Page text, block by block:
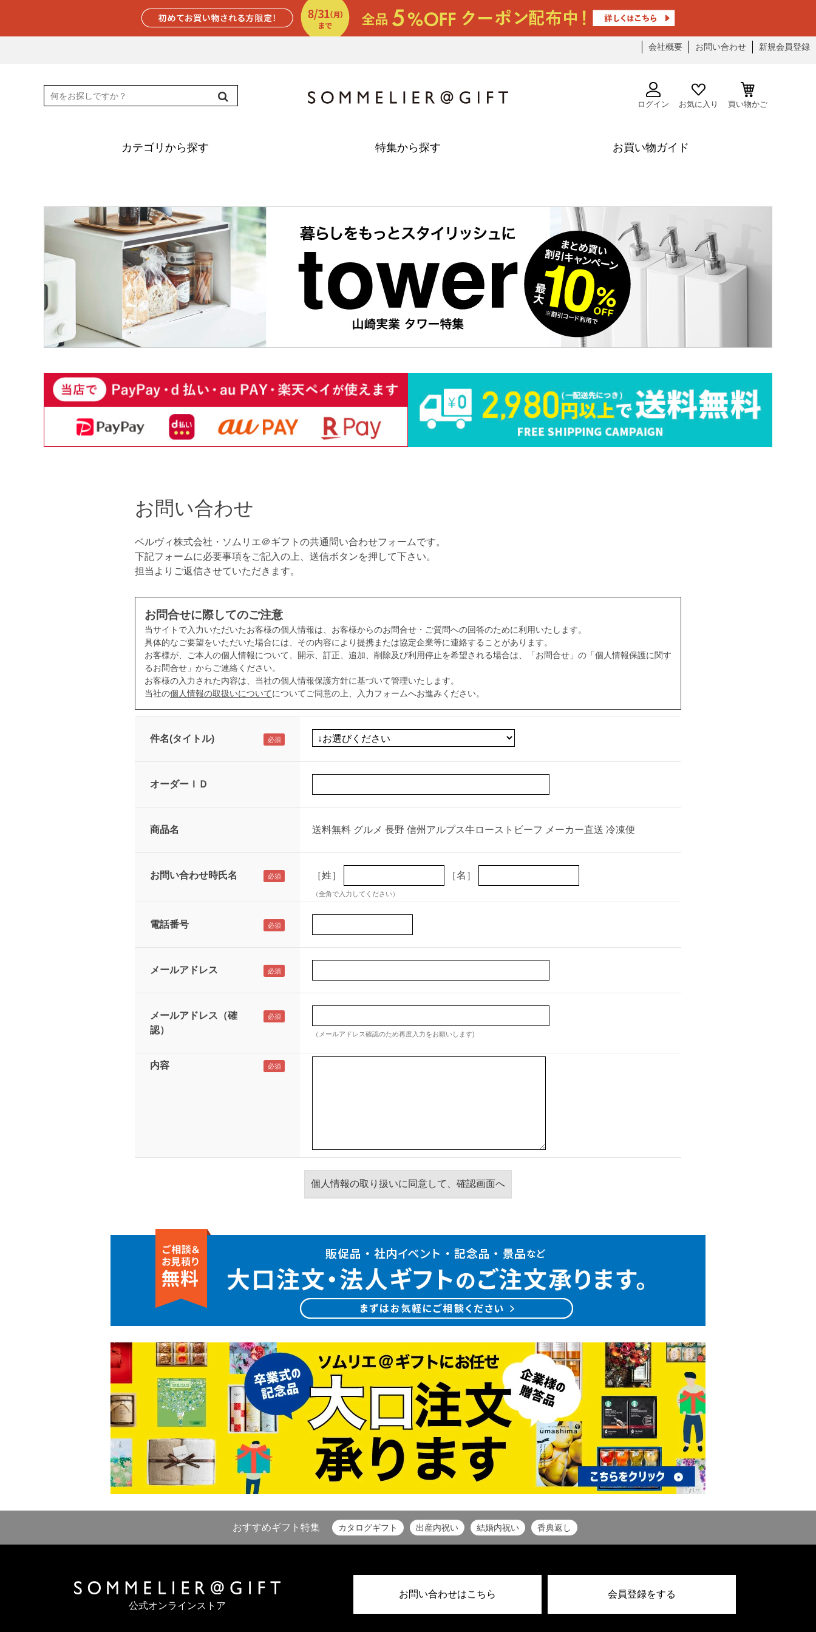
会社概要 お問い合わせ 新規会員登録
ログイン お気に入り 買い物かご
カテゴリから探す 特集から探す お買い物ガイド
お問い合わせ
ベルヴィ株式会社・ソムリエ＠ギフトの共通問い合わせフォームです。
下記フォームに必要事項をご記入の上、送信ボタンを押して下さい。
担当よりご返信させていただきます。
お問合せに際してのご注意
当サイトで入力いただいたお客様の個人情報は、お客様からのお問合せ・ご質問への回答のために利用いたします。
具体的なご要望をいただいた場合には、その内容により提携または協定企業等に連絡することがあります。
お客様が、ご本人の個人情報について、開示、訂正、追加、削除及び利用停止を希望される場合は、「お問合せ」の「個人情報保護に関す
るお問合せ」からご連絡ください。
お客様の入力された内容は、当社の個人情報保護方針に基づいて管理いたします。
当社の個人情報の取扱いについてについてご同意の上、入力フォームへお進みください。
件名(タイトル)
オーダーＩＤ
商品名 送料無料 グルメ 長野 信州アルプス牛ローストビーフ メーカー直送 冷凍便
お問い合わせ時氏名 ［姓］ ［名］
（全角で入力してください）
電話番号
メールアドレス
メールアドレス（確
認）
（メールアドレス確認のため再度入力をお願いします)
内容
おすすめギフト特集 カタログギフト 出産内祝い 結婚内祝い 香典返し
公式オンラインストア
お問い合わせはこちら 会員登録をする